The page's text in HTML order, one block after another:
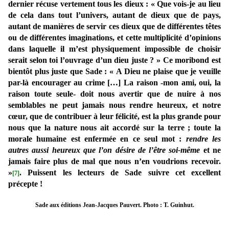
dernier récuse vertement tous les dieux : « Que vois-je au lieu
de cela dans tout l’univers, autant de dieux que de pays,
autant de manières de servir ces dieux que de différentes têtes
ou de différentes imaginations, et cette multiplicité d’opinions
dans laquelle il m’est physiquement impossible de choisir
serait selon toi l’ouvrage d’un dieu juste ? » Ce moribond est
bientôt plus juste que Sade : « A Dieu ne plaise que je veuille
par-là encourager au crime […] La raison -mon ami, oui, la
raison toute seule- doit nous avertir que de nuire à nos
semblables ne peut jamais nous rendre heureux, et notre
cœur, que de contribuer à leur félicité, est la plus grande pour
nous que la nature nous ait accordé sur la terre ; toute la
morale humaine est enfermée en ce seul mot : rendre les
autres aussi heureux que l’on désire de l’être soi-même et ne
jamais faire plus de mal que nous n’en voudrions recevoir.
» [7]. Puissent les lecteurs de Sade suivre cet excellent
précepte !
Sade aux éditions Jean-Jacques Pauvert. Photo : T. Guinhut.